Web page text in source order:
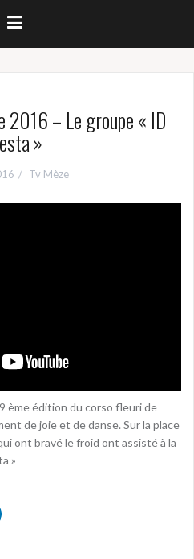
2016 – Le groupe « ID
»
Tv Mèze
ème édition du corso fleuri de
de joie et de danse. Sur la place
ont bravé le froid ont assisté à la
»